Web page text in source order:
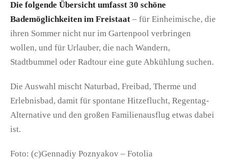
Die folgende Übersicht umfasst 30 schöne
Bademöglichkeiten im Freistaat – für Einheimische, die
ihren Sommer nicht nur im Gartenpool verbringen
wollen, und für Urlauber, die nach Wandern,
Stadtbummel oder Radtour eine gute Abkühlung suchen.
Die Auswahl mischt Naturbad, Freibad, Therme und
Erlebnisbad, damit für spontane Hitzeflucht, Regentag-
Alternative und den großen Familienausflug etwas dabei
ist.
Foto: (c)Gennadiy Poznyakov – Fotolia